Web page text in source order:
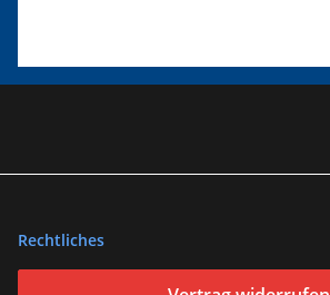
Rechtliches